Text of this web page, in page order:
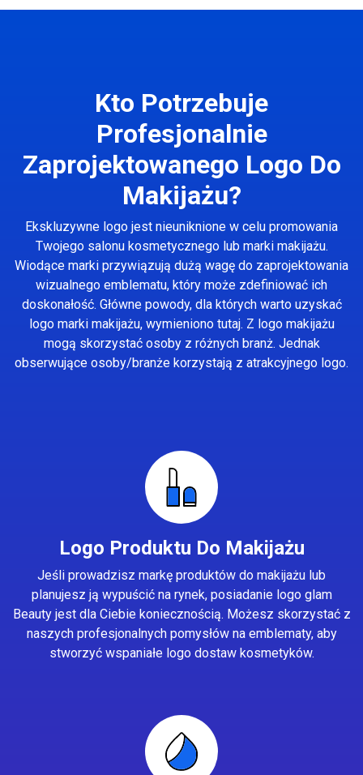
Kto Potrzebuje
Profesjonalnie
Zaprojektowanego Logo Do
Makijażu?
Ekskluzywne logo jest nieuniknione w celu promowania
Twojego salonu kosmetycznego lub marki makijażu.
Wiodące marki przywiązują dużą wagę do zaprojektowania
wizualnego emblematu, który może zdefiniować ich
doskonałość. Główne powody, dla których warto uzyskać
logo marki makijażu, wymieniono tutaj. Z logo makijażu
mogą skorzystać osoby z różnych branż. Jednak
obserwujące osoby/branże korzystają z atrakcyjnego logo.
Logo Produktu Do Makijażu
Jeśli prowadzisz markę produktów do makijażu lub
planujesz ją wypuścić na rynek, posiadanie logo glam
Beauty jest dla Ciebie koniecznością. Możesz skorzystać z
naszych profesjonalnych pomysłów na emblematy, aby
stworzyć wspaniałe logo dostaw kosmetyków.